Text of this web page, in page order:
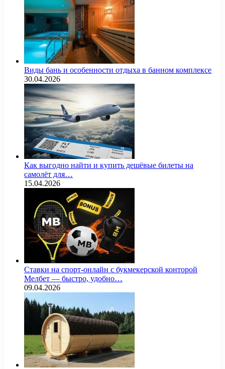
Виды бань и особенности отдыха в банном комплексе
30.04.2026
Как выгодно найти и купить дешёвые билеты на
самолёт для…
15.04.2026
Ставки на спорт-онлайн с букмекерской конторой
Мелбет — быстро, удобно…
09.04.2026